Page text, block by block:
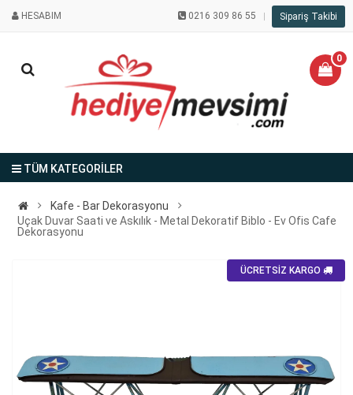
HESABIM 0216 309 86 55 Sipariş Takibi
0
TÜM KATEGORİLER
Kafe - Bar Dekorasyonu
Uçak Duvar Saati ve Askılık - Metal Dekoratif Biblo - Ev Ofis Cafe
Dekorasyonu
ÜCRETSİZ KARGO